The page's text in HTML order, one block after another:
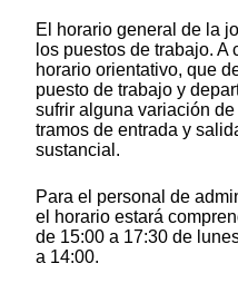
El horario general de la
los puestos de trabajo.
horario orientativo, que
puesto de trabajo y
sufrir alguna variación
tramos de entrada y
sustancial.
Para el personal de
el horario estará
de 15:00 a 17:30 de
a 14:00.